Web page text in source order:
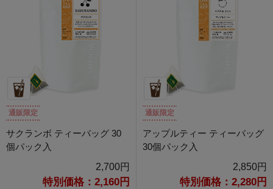
通販限定
サクランボ ティーバッグ 30
個パック入
2,700円
特別価格：2,160円
通販限定
アップルティー ティーバッグ
30個パック入
2,850円
特別価格：2,280円